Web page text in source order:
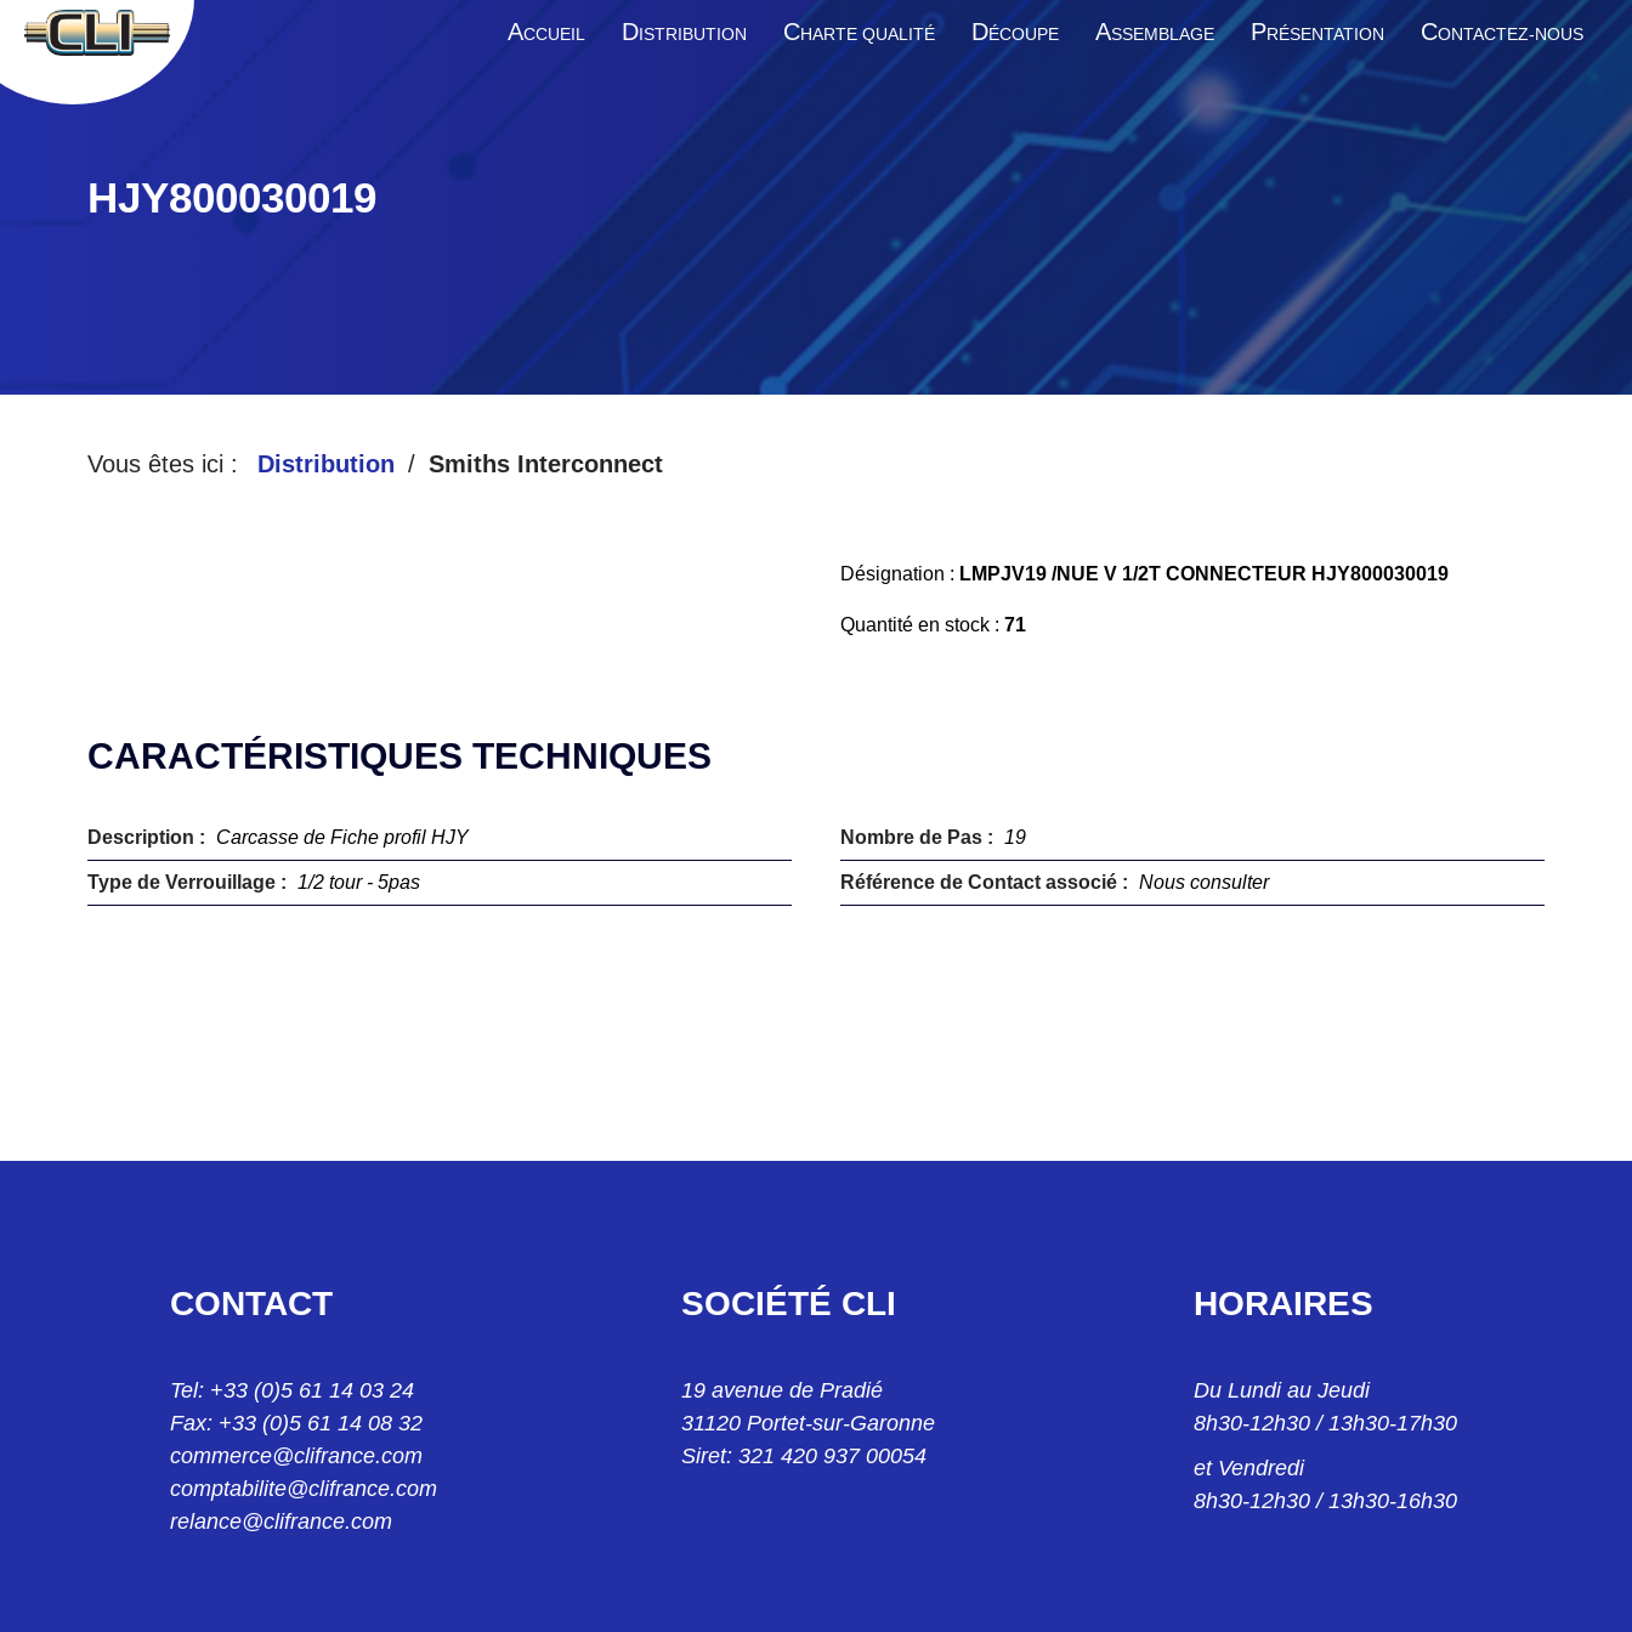
ACCUEIL DISTRIBUTION CHARTE QUALITÉ DÉCOUPE ASSEMBLAGE PRÉSENTATION CONTACTEZ-NOUS
HJY800030019
Vous êtes ici : Distribution Smiths Interconnect
Désignation : LMPJV19 /NUE V 1/2T CONNECTEUR HJY800030019
Quantité en stock : 71
CARACTÉRISTIQUES TECHNIQUES
Description : Carcasse de Fiche profil HJY Nombre de Pas : 19
Type de Verrouillage : 1/2 tour - 5pas Référence de Contact associé : Nous consulter
CONTACT
Tel: +33 (0)5 61 14 03 24
Fax: +33 (0)5 61 14 08 32
commerce@clifrance.com
comptabilite@clifrance.com
relance@clifrance.com
SOCIÉTÉ CLI
19 avenue de Pradié
31120 Portet-sur-Garonne
Siret: 321 420 937 00054
HORAIRES
Du Lundi au Jeudi
8h30-12h30 / 13h30-17h30
et Vendredi
8h30-12h30 / 13h30-16h30